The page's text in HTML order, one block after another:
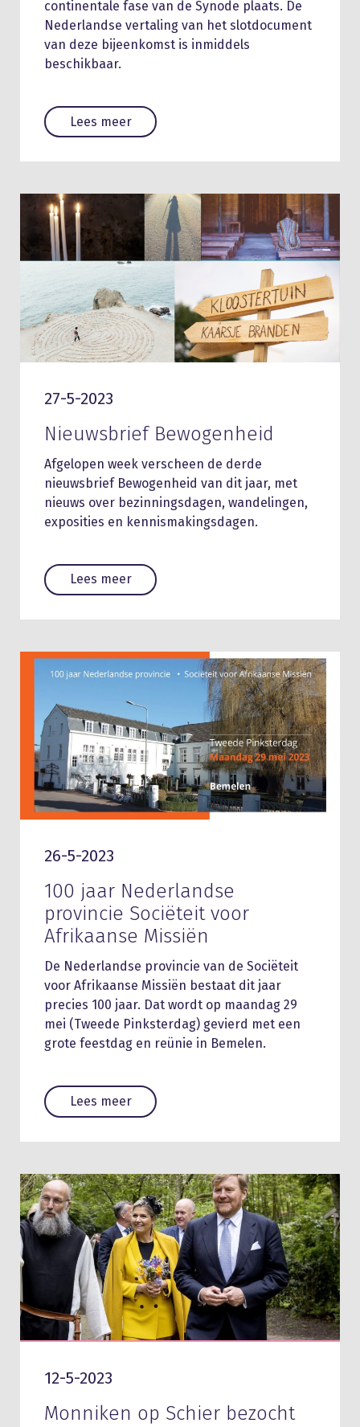
continentale fase van de Synode plaats. De
Nederlandse vertaling van het slotdocument
van deze bijeenkomst is inmiddels
beschikbaar.
Lees meer
27-5-2023
Nieuwsbrief Bewogenheid
Afgelopen week verscheen de derde
nieuwsbrief Bewogenheid van dit jaar, met
nieuws over bezinningsdagen, wandelingen,
exposities en kennismakingsdagen.
Lees meer
26-5-2023
100 jaar Nederlandse
provincie Sociëteit voor
Afrikaanse Missiën
De Nederlandse provincie van de Sociëteit
voor Afrikaanse Missiën bestaat dit jaar
precies 100 jaar. Dat wordt op maandag 29
mei (Tweede Pinksterdag) gevierd met een
grote feestdag en reünie in Bemelen.
Lees meer
12-5-2023
Monniken op Schier bezocht